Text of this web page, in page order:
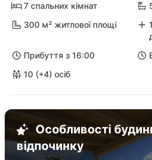
7 спальних кімнат
300 м² житлової площі
Прибуття з 16:00
10 (+4) осіб
Особливості
відпочинку